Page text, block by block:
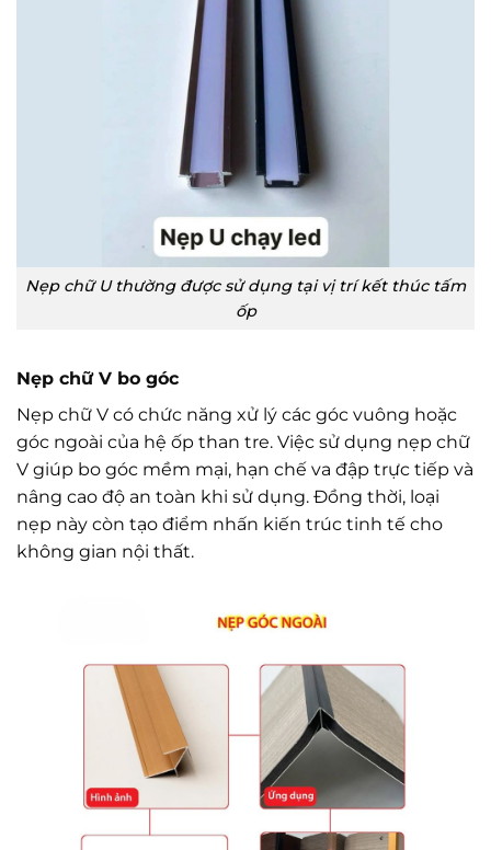
Nẹp chữ U thường được sử dụng tại vị trí kết thúc tấm
ốp
Nẹp chữ V bo góc
Nẹp chữ V có chức năng xử lý các góc vuông hoặc
góc ngoài của hệ ốp than tre. Việc sử dụng nẹp chữ
V giúp bo góc mềm mại, hạn chế va đập trực tiếp và
nâng cao độ an toàn khi sử dụng. Đồng thời, loại
nẹp này còn tạo điểm nhấn kiến trúc tinh tế cho
không gian nội thất.